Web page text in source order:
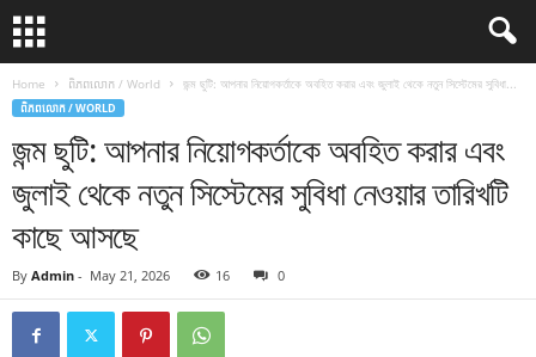
Home ពិភពលោក / World জন্ম ছুটি: আপনার নিয়োগকর্তাকে অবহিত করার এবং জুলাই থেকে নতুন সিস্টেমের সুবিধা...
ពិភពលោក / WORLD
জন্ম ছুটি: আপনার নিয়োগকর্তাকে অবহিত করার এবং
জুলাই থেকে নতুন সিস্টেমের সুবিধা নেওয়ার তারিখটি
কাছে আসছে
By Admin - May 21, 2026 16 0